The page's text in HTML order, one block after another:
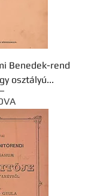
Benedek-rend
osztályú...